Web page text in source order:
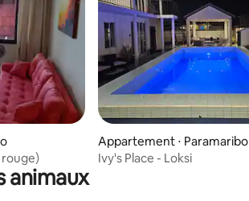
rouge)
Appartement ⋅ Paramaribo
Ivy's Place - Loksi
animaux